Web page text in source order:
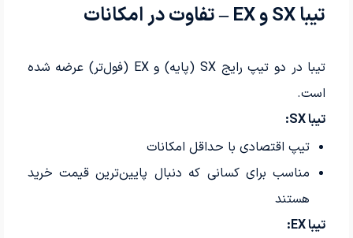
تیبا SX و EX – تفاوت در امکانات
تیبا در دو تیپ رایج SX (پایه) و EX (فول‌تر) عرضه شده
است.
تیبا SX:
تیپ اقتصادی با حداقل امکانات
مناسب برای کسانی که دنبال پایین‌ترین قیمت خرید
هستند
تیبا EX: